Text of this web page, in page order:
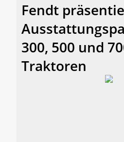
Fendt
300, 500 und
Traktoren